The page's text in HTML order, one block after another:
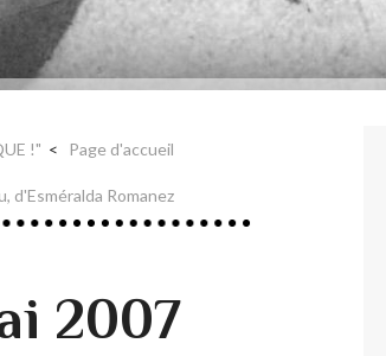
!" Page d'accueil
d'Esméralda Romanez
2007